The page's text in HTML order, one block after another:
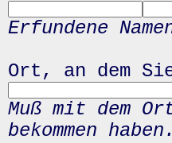
Erfundene
Ort, an dem
Muß mit dem
bekommen haben.